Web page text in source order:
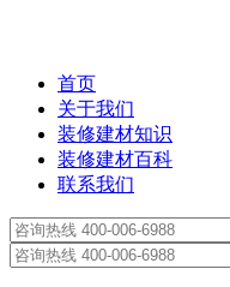
首页
关于我们
装修建材知识
装修建材百科
联系我们